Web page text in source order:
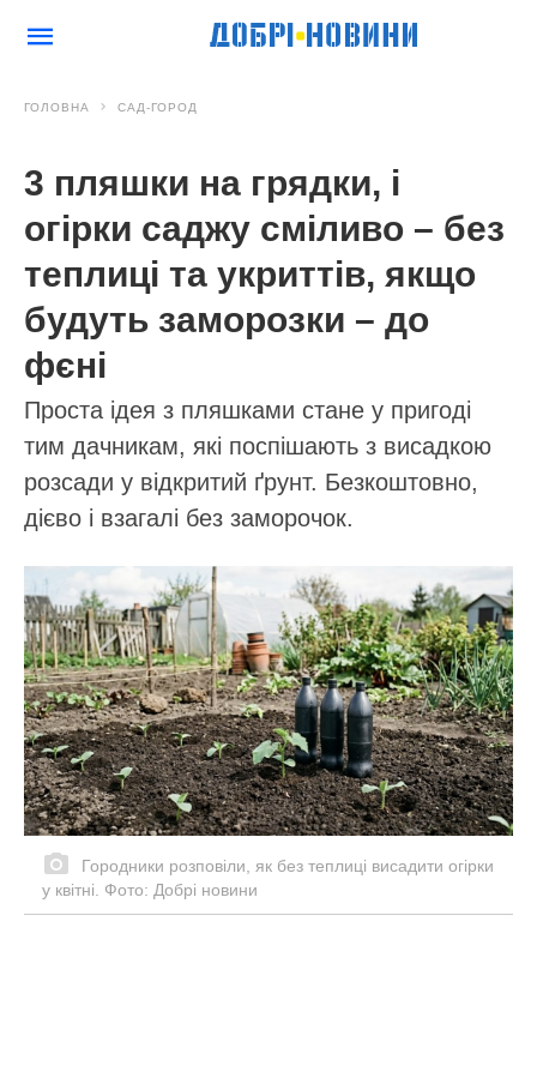
ГОЛОВНА САД-ГОРОД
3 пляшки на грядки, і
огірки саджу сміливо – без
теплиці та укриттів, якщо
будуть заморозки – до
фєні
Проста ідея з пляшками стане у пригоді
тим дачникам, які поспішають з висадкою
розсади у відкритий ґрунт. Безкоштовно,
дієво і взагалі без заморочок.
Городники розповіли, як без теплиці висадити огірки
у квітні. Фото: Добрі новини